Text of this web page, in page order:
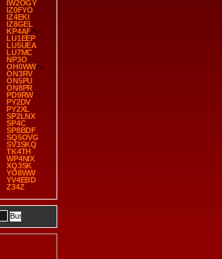
IW2OGY
IZ0FYO
IZ4EKI
IZ8GEL
KP4AF
LU1EEP
LU5UEA
LU7MC
NP3O
OH0WW
ON3RV
ON5PU
ON8PR
PD9RW
PY2DV
PY2XL
SP2LNX
SP4C
SP8BDF
SQ5OVG
SV3SKQ
TK4TH
WP4NIX
XQ3SK
YO8WW
YV4EBD
Z34Z